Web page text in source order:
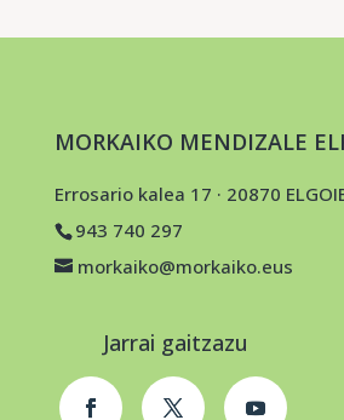
MORKAIKO MENDIZALE
Errosario kalea 17 · 20870
943 740 297
morkaiko@morkaiko.eus
Jarrai gaitzazu